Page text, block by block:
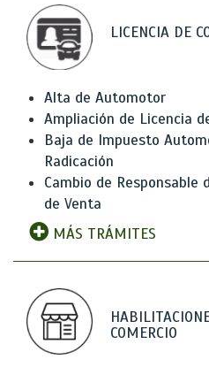
LICENCIA DE
Alta de Automotor
Ampliación de Licencia
Baja de Impuesto
Radicación
Cambio de Responsable
de Venta
MÁS TRÁMITES
COMERCIO